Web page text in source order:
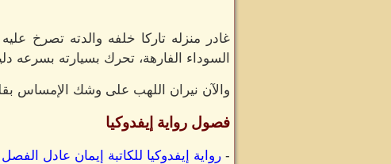
غادر منزله تاركا خلفه والدته تصرخ
السوداء الفارهة، تحرك بسيارته بسرعه
والآن نيران اللهب على وشك الإمساس
فصول رواية إيفدوكيا
- رواية إيفدوكيا للكاتبة إيمان عادل الفصل